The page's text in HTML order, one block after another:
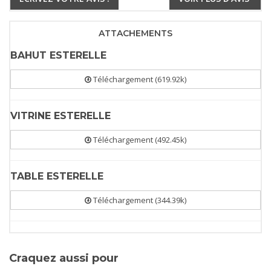
ATTACHEMENTS
BAHUT ESTERELLE
Téléchargement (619.92k)
VITRINE ESTERELLE
Téléchargement (492.45k)
TABLE ESTERELLE
Téléchargement (344.39k)
Craquez aussi pour